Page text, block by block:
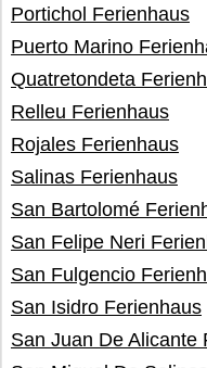
Portichol Ferienhaus
Puerto Marino
Quatretondeta
Relleu Ferienhaus
Rojales Ferienhaus
Salinas Ferienhaus
San Bartolomé
San Felipe Neri
San Fulgencio
San Isidro Ferienhaus
San Juan De Alicante